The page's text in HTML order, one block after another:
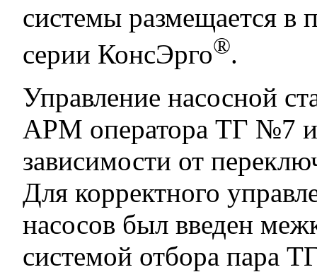
системы размещается в
серии КонсЭрго®.
Управление насосной
АРМ оператора ТГ №7
зависимости от
Для корректного
насосов был введен
системой отбора пара